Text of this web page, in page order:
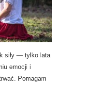
siły — tylko lata
emocji i
Pomagam